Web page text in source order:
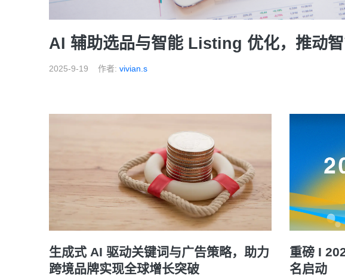
AI 辅助选品与智能 Listing 优化，推动
2025-9-19 作者: vivian.s
生成式 AI 驱动关键词与广告策略，助力
跨境品牌实现全球增长突破
重磅 I
名启动